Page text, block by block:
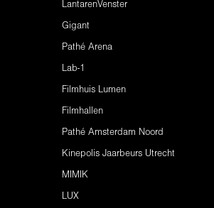
LantarenVenster
Gigant
Pathé Arena
Lab-1
Filmhuis Lumen
Filmhallen
Pathé Amsterdam Noord
Kinepolis Jaarbeurs Utrecht
MIMIK
LUX